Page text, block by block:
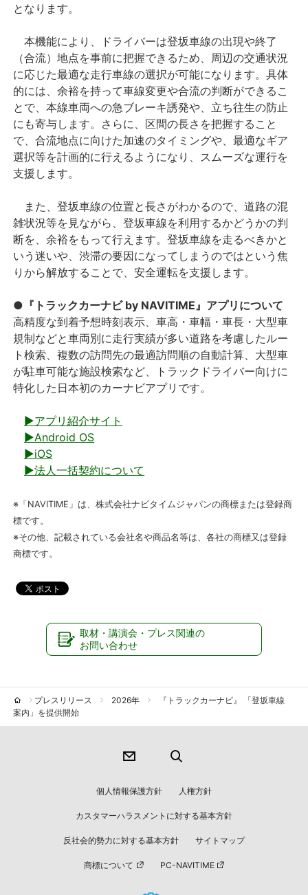
となります。
本機能により、ドライバーは登坂車線の出現や終了
（合流）地点を事前に把握できるため、周辺の交通状況
に応じた最適な走行車線の選択が可能になります。具体
的には、余裕を持って車線変更や合流の判断ができるこ
とで、本線車両への急ブレーキ誘発や、立ち往生の防止
にも寄与します。さらに、区間の長さを把握すること
で、合流地点に向けた加速のタイミングや、最適なギア
選択等を計画的に行えるようになり、スムーズな運行を
支援します。
また、登坂車線の位置と長さがわかるので、道路の混
雑状況等を見ながら、登坂車線を利用するかどうかの判
断を、余裕をもって行えます。登坂車線を走るべきかと
いう迷いや、渋滞の要因になってしまうのではという焦
りから解放することで、安全運転を支援します。
●『トラックカーナビ by NAVITIME』アプリについて
高精度な到着予想時刻表示、車高・車幅・車長・大型車
規制などと車両別に走行実績が多い道路を考慮したルー
ト検索、複数の訪問先の最適訪問順の自動計算、大型車
が駐車可能な施設検索など、トラックドライバー向けに
特化した日本初のカーナビアプリです。
▶アプリ紹介サイト
▶Android OS
▶iOS
▶法人一括契約について
※「NAVITIME」は、株式会社ナビタイムジャパンの商標または登録商
標です。
※その他、記載されている会社名や商品名等は、各社の商標又は登録
商標です。
取材・講演会・プレス関連の
お問い合わせ
プレスリリース 2026年
『トラックカーナビ』 「登坂車線
案内」を提供開始
個人情報保護方針 人権方針
カスタマーハラスメントに対する基本方針
反社会的勢力に対する基本方針 サイトマップ
商標について PC-NAVITIME